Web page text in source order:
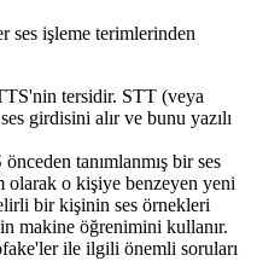
ses işleme terimlerinden
tersidir. STT (veya
girdisini alır ve bunu yazılı
tanımlanmış bir ses
olarak o kişiye benzeyen yeni
bir kişinin ses örnekleri
makine öğrenimini kullanır.
ile ilgili önemli soruları